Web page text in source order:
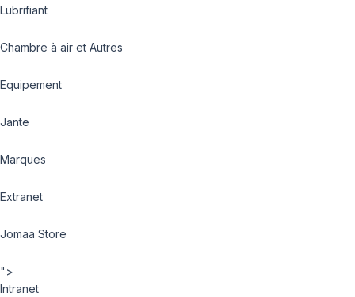
Lubrifiant
Chambre à air et Autres
Equipement
Jante
Marques
Extranet
Jomaa Store
">
Intranet